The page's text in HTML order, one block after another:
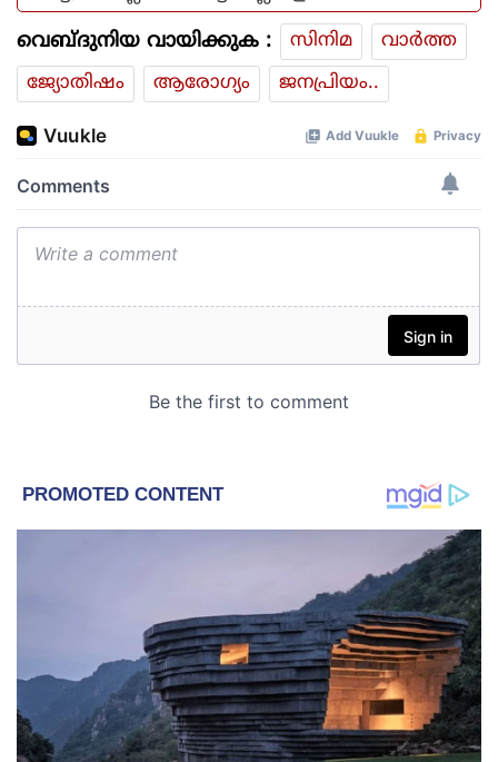
വെബ്ദുനിയ വായിക്കുക : സിനിമ
വാര്‍ത്ത
ജ്യോതിഷം
ആരോഗ്യം ജനപ്രിയം..